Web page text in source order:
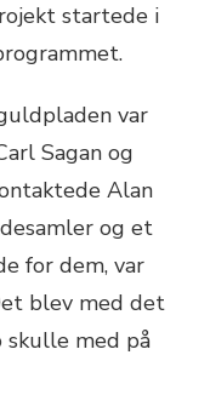
startede i
var
Sagan og
Alan
og et
for dem, var
blev med det
med på